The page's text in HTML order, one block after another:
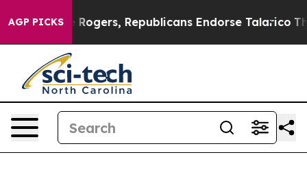
AGP PICKSRogers, Republicans Endorse Talarico The